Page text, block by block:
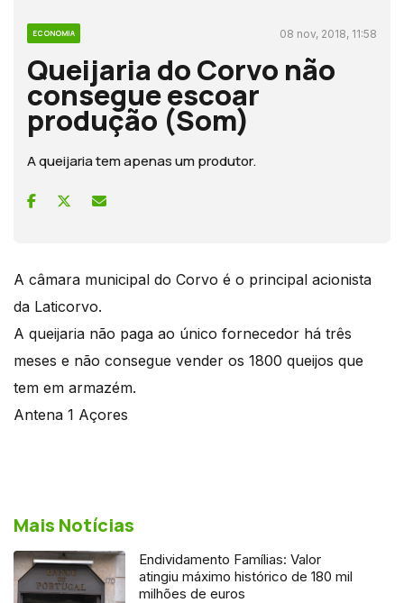
ECONOMIA 08 nov, 2018, 11:58
Queijaria do Corvo não
consegue escoar
produção (Som)
A queijaria tem apenas um produtor.
A câmara municipal do Corvo é o principal acionista
da Laticorvo.
A queijaria não paga ao único fornecedor há três
meses e não consegue vender os 1800 queijos que
tem em armazém.
Antena 1 Açores
Mais Notícias
Endividamento Famílias: Valor
atingiu máximo histórico de 180 mil
milhões de euros